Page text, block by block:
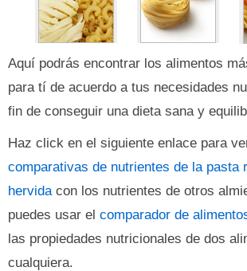
Aquí podrás encontrar los alimentos
para tí de acuerdo a tus necesidades
fin de conseguir una dieta sana y
Haz click en el siguiente enlace para
comparativas de nutrientes de la pasta
hervidacon los nutrientes de otros
puedes usar el comparador de
las propiedades nutricionales de dos
cualquiera.